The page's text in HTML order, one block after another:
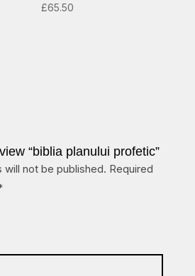
£65.50
“biblia planului profetic”
will not be published. Required